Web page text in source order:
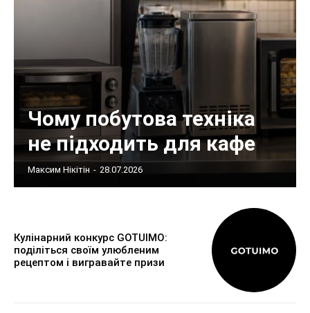
Чому побутова техніка
не підходить для кафе
Максим Нікітін - 28.07.2026
Кулінарний конкурс GOTUIMO:
поділіться своїм улюбленим
рецептом і вигравайте призи